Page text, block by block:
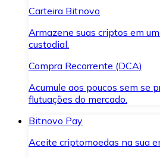
Carteira Bitnovo
Armazene suas criptos em
custodial.
Compra Recorrente (DCA)
Acumule aos poucos sem se
flutuações do mercado.
Bitnovo Pay
Aceite criptomoedas na sua